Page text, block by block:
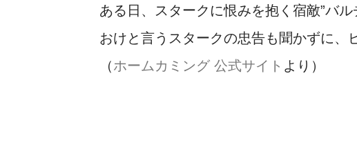
ある日、スタークに恨みを抱く宿敵”バ
おけと言うスタークの忠告も聞かずに、
（ホームカミング 公式サイト より）